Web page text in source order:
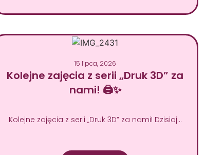
15 lipca, 2026
Kolejne zajęcia z serii „Druk 3D” za
nami! 🖨️✨
Kolejne zajęcia z serii „Druk 3D” za nami! Dzisiaj…